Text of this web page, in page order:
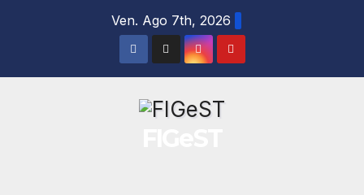
Ven. Ago 7th, 2026